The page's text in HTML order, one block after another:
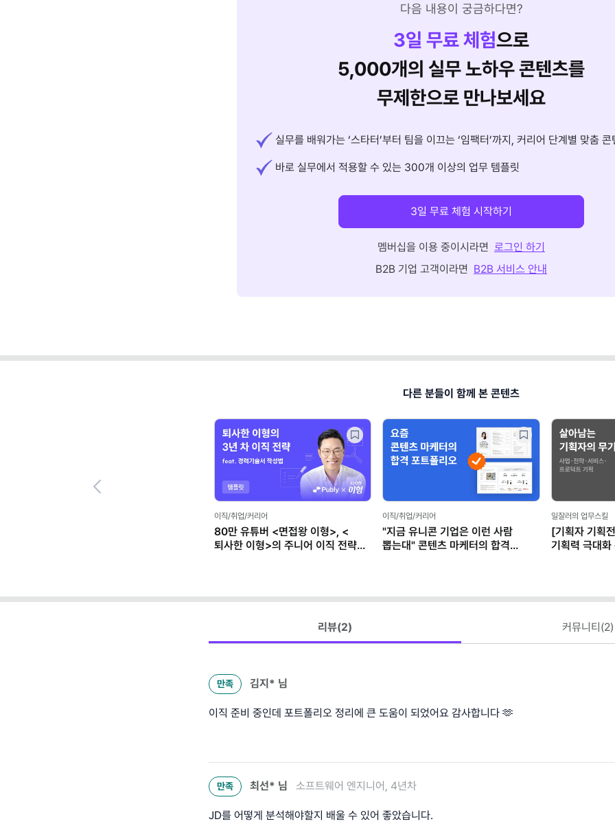
다음 내용이 궁금하다면?
3일 무료 체험으로
5,000개의 실무 노하우 콘텐츠를
무제한으로 만나보세요
실무를 배워가는 ‘스타터’부터 팀을 이끄는 ‘임팩터’까지, 커리어 단계별 맞춤
바로 실무에서 적용할 수 있는 300개 이상의 업무 템플릿
3일 무료 체험 시작하기
멤버십을 이용 중이시라면 로그인 하기
B2B 기업 고객이라면 B2B 서비스 안내
다른 분들이 함께 본 콘텐츠
이직/취업/커리어
80만 유튜버 <면접왕 이형>, <
퇴사한 이형>의 주니어 이직 전략
이직/취업/커리어
"지금 유니콘 기업은 이런 사람
뽑는대" 콘텐츠 마케터의 합격
일잘러의 업무스킬
[기획자 기획
기획력 극대화
리뷰(2) 커뮤니티(2)
만족 김지* 님
이직 준비 중인데 포트폴리오 정리에 큰 도움이 되었어요 감사합니다 🫶
만족 최선* 님 소프트웨어 엔지니어, 4년차
JD를 어떻게 분석해야할지 배울 수 있어 좋았습니다.